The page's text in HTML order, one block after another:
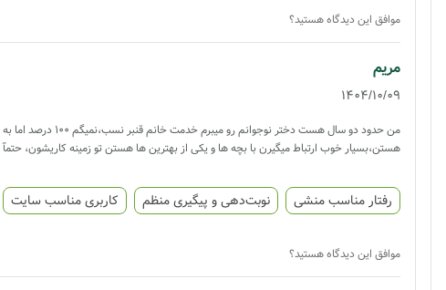
موافق این دیدگاه هستید؟
مریم
1404/10/09
هستن،بسیار خوب ارتباط میگیرن با بچه ها و یکی از بهترین ها هستن تو زمینه کاریشون،
رفتار مناسب منشی نوبت‌دهی و پیگیری منظم کاربری مناسب سایت
موافق این دیدگاه هستید؟